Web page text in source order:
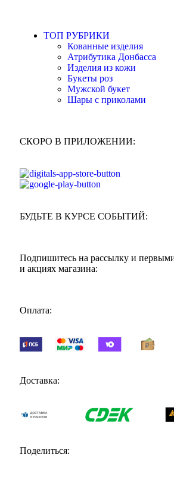
ТОП РУБРИКИ
Кованные изделия
Атрибутика Донбасса
Изделия из кожи
Букеты роз
Мужской букет
Шары с приколами
СКОРО В ПРИЛОЖЕНИИ:
БУДЬТЕ В КУРСЕ СОБЫТИЙ:
Подпишитесь на рассылку и
и акциях магазина:
Оплата:
Доставка:
Поделиться: